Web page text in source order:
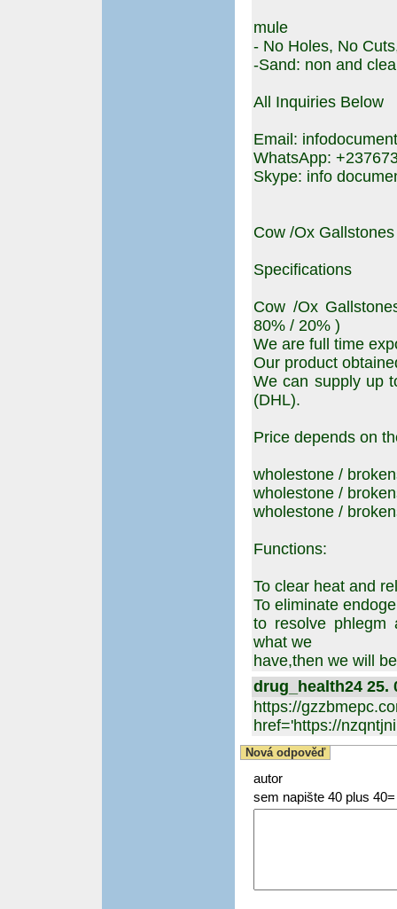
mule
- No Holes, No
-Sand: non and
All Inquiries Below
Email:
WhatsApp:
Skype: info
Cow /Ox Gallstones
Specifications
Cow /Ox
80% / 20% )
We are full time
Our product
We can supply up
(DHL).
Price depends on
wholestone /
wholestone /
wholestone /
Functions:
To clear heat and
To eliminate
to resolve phlegm
what we
have,then we will
drug_health24 25.
https://
href='https://
Nová odpověď
autor
sem napište 40 plus 40=